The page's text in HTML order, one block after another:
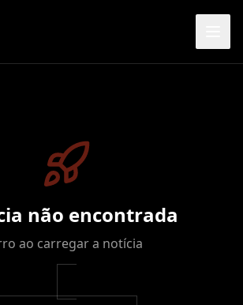
não encontrada
ao carregar a notícia